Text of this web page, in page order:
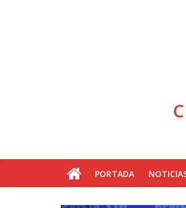
PORTADA